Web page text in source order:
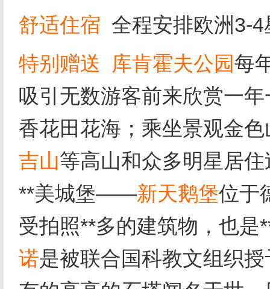
舒适住宿 全程安排欧洲3-
特别赠送
库肯霍夫公园每
吸引无数游客前来欣赏一
香花田花海；乘坐景观金
吉山等高山和众多明星居住
**美城堡——新天鹅堡位于
受拍照**多的建筑物，也是
诺是被联合国科教文组织